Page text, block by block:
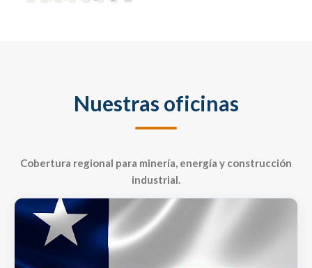
Nuestras oficinas
Cobertura regional para minería, energía y construcción
industrial.